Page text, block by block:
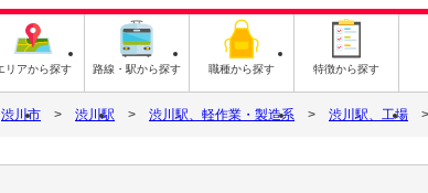
リアから探す 路線・駅から探す 職種から探す 特徴から探す
渋川市 渋川駅 渋川駅、軽作業・製造系 渋川駅、工場